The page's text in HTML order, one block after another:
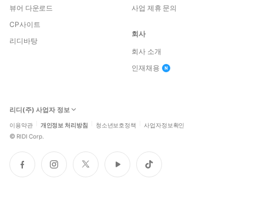
뷰어 다운로드
CP사이트
리디바탕
사업 제휴 문의
회사
회사 소개
인재채용
리디(주) 사업자 정보
이용약관 개인정보 처리방침 청소년보호정책 사업자정보확인
© RIDI Corp.
페
이
인
스
트
위
유
튜
틱
톡